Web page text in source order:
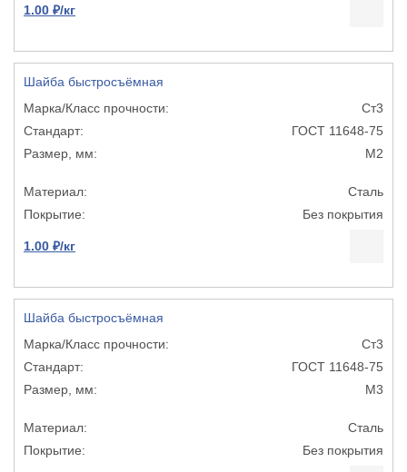
1.00 ₽/кг
Шайба быстросъёмная
Ст3
ГОСТ 11648-75
М2
Сталь
Без покрытия
1.00 ₽/кг
Шайба быстросъёмная
Ст3
ГОСТ 11648-75
М3
Сталь
Без покрытия